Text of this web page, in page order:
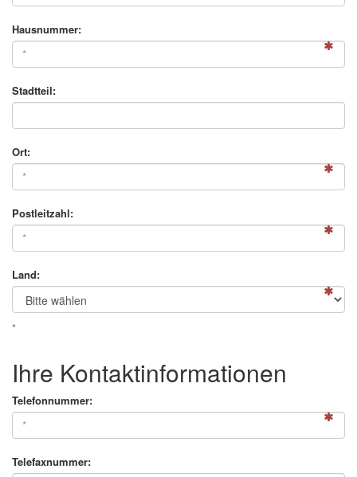
Hausnummer:
Stadtteil:
Ort:
Postleitzahl:
Land:
*
Ihre Kontaktinformationen
Telefonnummer:
Telefaxnummer: